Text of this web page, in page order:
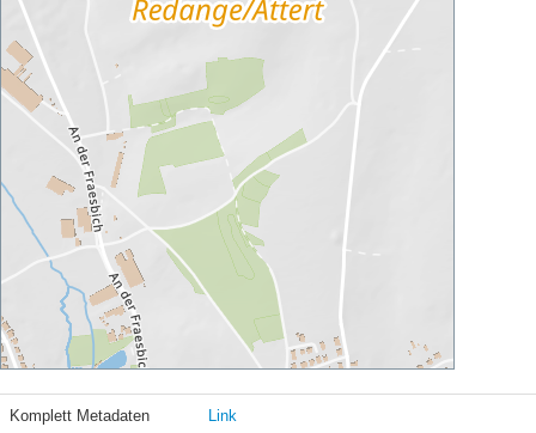
Komplett Metadaten Link